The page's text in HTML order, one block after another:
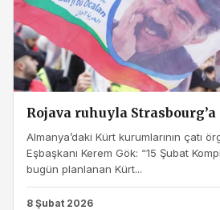
Rojava ruhuyla Strasbourg’a
Almanya’daki Kürt kurumlarının çatı
Eşbaşkanı Kerem Gök: “15 Şubat
bugün planlanan Kürt...
8 Şubat 2026